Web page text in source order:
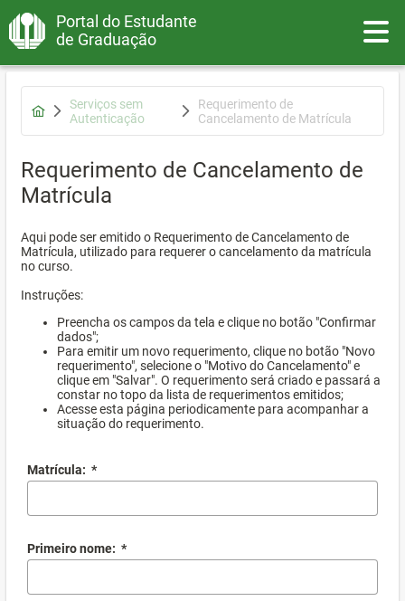
Portal do Estudante
de Graduação
Serviços sem
Autenticação
Requerimento de
Cancelamento de Matrícula
Requerimento de Cancelamento de
Matrícula
Aqui pode ser emitido o Requerimento de Cancelamento de
Matrícula, utilizado para requerer o cancelamento da matrícula
no curso.
Instruções:
Preencha os campos da tela e clique no botão "Confirmar
dados";
Para emitir um novo requerimento, clique no botão "Novo
requerimento", selecione o "Motivo do Cancelamento" e
clique em "Salvar". O requerimento será criado e passará a
constar no topo da lista de requerimentos emitidos;
Acesse esta página periodicamente para acompanhar a
situação do requerimento.
Matrícula: *
Primeiro nome: *